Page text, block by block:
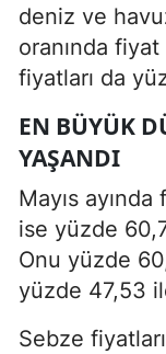
deniz ve
oranında
fiyatları da
EN BÜYÜK
YAŞANDI
Mayıs
ise yüzde
Onu yüzde
yüzde 47,53
Sebze